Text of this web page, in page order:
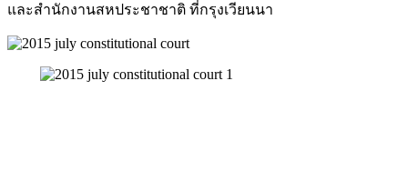
และสำนักงานสหประชาชาติ ที่กรุงเวียนนา